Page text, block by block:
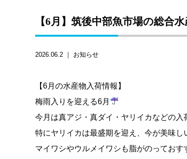
【6月】筑後中部魚市場の総合
2026.06.2 ｜ お知らせ
【6月の水産物入荷情報】
梅雨入りを迎える6月
今月は真アジ・真ダイ・ヤリイカなどの入
特にヤリイカは最盛期を迎え、今が美味し
マイワシやウルメイワシも脂がのっておす